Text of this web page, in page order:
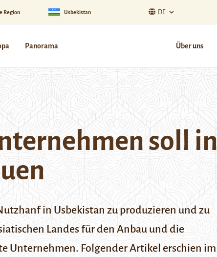
Region Usbekistan DE
Panorama Über uns
soll in
in Usbekistan zu produzieren und zu
Landes für den Anbau und die
Unternehmen. Folgender Artikel erschien im